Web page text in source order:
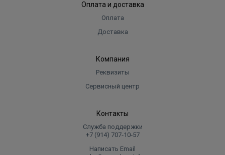
Оплата и доставка
Оплата
Доставка
Компания
Реквизиты
Сервисный центр
Контакты
Служба поддержки
+7 (914) 707‑10‑57
Написать Email